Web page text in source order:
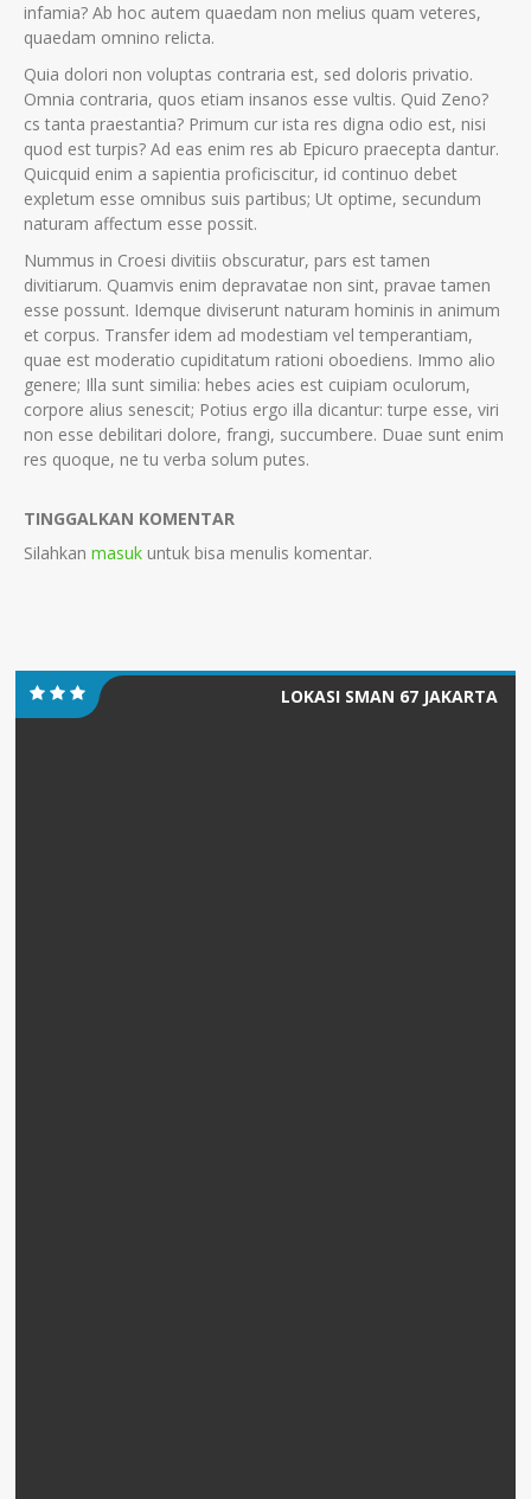
infamia? Ab hoc autem quaedam non melius quam veteres,
quaedam omnino relicta.
Quia dolori non voluptas contraria est, sed doloris privatio.
Omnia contraria, quos etiam insanos esse vultis. Quid Zeno?
cs tanta praestantia? Primum cur ista res digna odio est, nisi
quod est turpis? Ad eas enim res ab Epicuro praecepta dantur.
Quicquid enim a sapientia proficiscitur, id continuo debet
expletum esse omnibus suis partibus; Ut optime, secundum
naturam affectum esse possit.
Nummus in Croesi divitiis obscuratur, pars est tamen
divitiarum. Quamvis enim depravatae non sint, pravae tamen
esse possunt. Idemque diviserunt naturam hominis in animum
et corpus. Transfer idem ad modestiam vel temperantiam,
quae est moderatio cupiditatum rationi oboediens. Immo alio
genere; Illa sunt similia: hebes acies est cuipiam oculorum,
corpore alius senescit; Potius ergo illa dicantur: turpe esse, viri
non esse debilitari dolore, frangi, succumbere. Duae sunt enim
res quoque, ne tu verba solum putes.
TINGGALKAN KOMENTAR
Silahkan masuk untuk bisa menulis komentar.
LOKASI SMAN 67 JAKARTA